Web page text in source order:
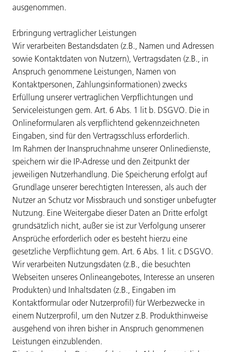
ausgenommen.
Erbringung vertraglicher Leistungen
Wir verarbeiten Bestandsdaten (z.B., Namen und Adressen
sowie Kontaktdaten von Nutzern), Vertragsdaten (z.B., in
Anspruch genommene Leistungen, Namen von
Kontaktpersonen, Zahlungsinformationen) zwecks
Erfüllung unserer vertraglichen Verpflichtungen und
Serviceleistungen gem. Art. 6 Abs. 1 lit b. DSGVO. Die in
Onlineformularen als verpflichtend gekennzeichneten
Eingaben, sind für den Vertragsschluss erforderlich.
Im Rahmen der Inanspruchnahme unserer Onlinedienste,
speichern wir die IP-Adresse und den Zeitpunkt der
jeweiligen Nutzerhandlung. Die Speicherung erfolgt auf
Grundlage unserer berechtigten Interessen, als auch der
Nutzer an Schutz vor Missbrauch und sonstiger unbefugter
Nutzung. Eine Weitergabe dieser Daten an Dritte erfolgt
grundsätzlich nicht, außer sie ist zur Verfolgung unserer
Ansprüche erforderlich oder es besteht hierzu eine
gesetzliche Verpflichtung gem. Art. 6 Abs. 1 lit. c DSGVO.
Wir verarbeiten Nutzungsdaten (z.B., die besuchten
Webseiten unseres Onlineangebotes, Interesse an unseren
Produkten) und Inhaltsdaten (z.B., Eingaben im
Kontaktformular oder Nutzerprofil) für Werbezwecke in
einem Nutzerprofil, um den Nutzer z.B. Produkthinweise
ausgehend von ihren bisher in Anspruch genommenen
Leistungen einzublenden.